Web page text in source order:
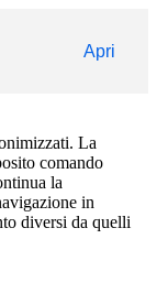
Apri
La
comando
la
in
diversi da quelli